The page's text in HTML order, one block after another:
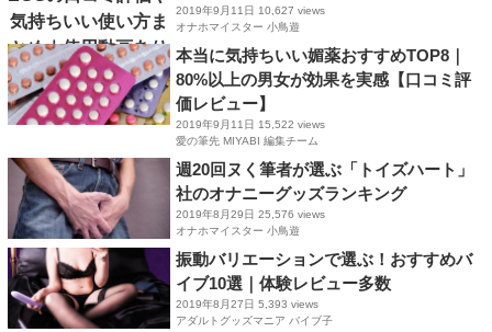
2019年9月11日 10,627 views
オナホマイスター 小鳥遊
本当に気持ちいい媚薬おすすめTOP8｜
80%以上の男女が効果を実感【口コミ評
価レビュー】
2019年9月11日 15,522 views
愛の筆先 MIYABI 編集チーム
週20回ヌく筆者が選ぶ「トイズハート」
社のオナニーグッズランキング
2019年8月29日 25,576 views
オナホマイスター 小鳥遊
振動バリエーションで選ぶ！おすすめバ
イブ10選｜体験レビュー多数
2019年8月27日 5,393 views
アダルトグッズマニア バイブ子